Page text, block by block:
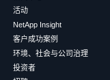
活动
NetApp Insight
客户成功案例
环境、社会与公司治理
投资者